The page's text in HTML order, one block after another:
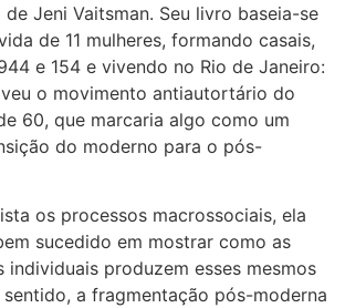
Jeni Vaitsman. Seu livro baseia-se
de 11 mulheres, formando casais,
e 154 e vivendo no Rio de Janeiro:
o movimento antiautortário do
60, que marcaria algo como um
do moderno para o pós-
os processos macrossociais, ela
sucedido em mostrar como as
individuais produzem esses mesmos
sentido, a fragmentação pós-moderna